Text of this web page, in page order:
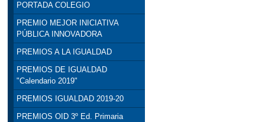
PORTADA COLEGIO
PREMIO MEJOR INICIATIVA
PÚBLICA INNOVADORA
PREMIOS A LA IGUALDAD
PREMIOS DE IGUALDAD
"Calendario 2019"
PREMIOS IGUALDAD 2019-20
PREMIOS OID 3º Ed. Primaria